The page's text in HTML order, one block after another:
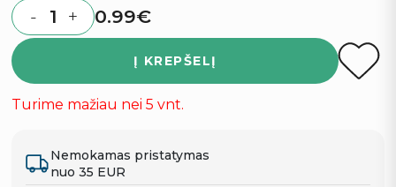
Quantity
- + 0.99€
Į KREPŠELĮ
Turime mažiau nei 5 vnt.
Nemokamas pristatymas
nuo 35 EUR